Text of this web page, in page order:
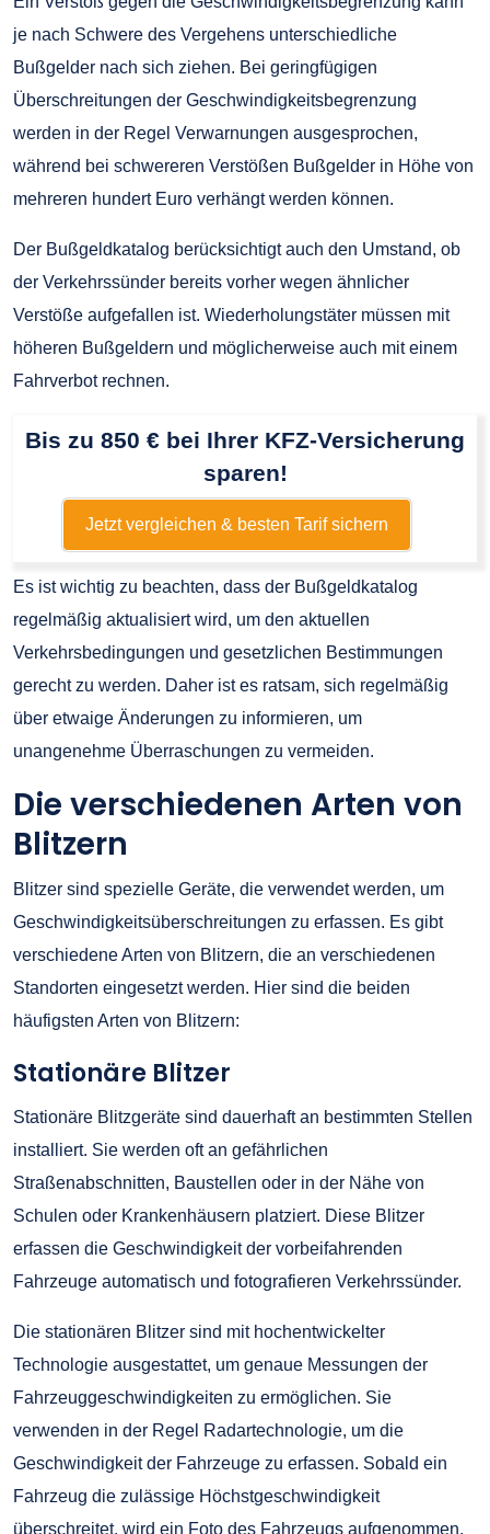
je nach Schwere des Vergehens unterschiedliche
Bußgelder nach sich ziehen. Bei geringfügigen
Überschreitungen der Geschwindigkeitsbegrenzung
werden in der Regel Verwarnungen ausgesprochen,
während bei schwereren Verstößen Bußgelder in Höhe von
mehreren hundert Euro verhängt werden können.
Der Bußgeldkatalog berücksichtigt auch den Umstand, ob
der Verkehrssünder bereits vorher wegen ähnlicher
Verstöße aufgefallen ist. Wiederholungstäter müssen mit
höheren Bußgeldern und möglicherweise auch mit einem
Fahrverbot rechnen.
Bis zu 850 € bei Ihrer KFZ-Versicherung
sparen!
Jetzt vergleichen & besten Tarif sichern
Es ist wichtig zu beachten, dass der Bußgeldkatalog
regelmäßig aktualisiert wird, um den aktuellen
Verkehrsbedingungen und gesetzlichen Bestimmungen
gerecht zu werden. Daher ist es ratsam, sich regelmäßig
über etwaige Änderungen zu informieren, um
unangenehme Überraschungen zu vermeiden.
Die verschiedenen Arten von
Blitzern
Blitzer sind spezielle Geräte, die verwendet werden, um
Geschwindigkeitsüberschreitungen zu erfassen. Es gibt
verschiedene Arten von Blitzern, die an verschiedenen
Standorten eingesetzt werden. Hier sind die beiden
häufigsten Arten von Blitzern:
Stationäre Blitzer
Stationäre Blitzgeräte sind dauerhaft an bestimmten Stellen
installiert. Sie werden oft an gefährlichen
Straßenabschnitten, Baustellen oder in der Nähe von
Schulen oder Krankenhäusern platziert. Diese Blitzer
erfassen die Geschwindigkeit der vorbeifahrenden
Fahrzeuge automatisch und fotografieren Verkehrssünder.
Die stationären Blitzer sind mit hochentwickelter
Technologie ausgestattet, um genaue Messungen der
Fahrzeuggeschwindigkeiten zu ermöglichen. Sie
verwenden in der Regel Radartechnologie, um die
Geschwindigkeit der Fahrzeuge zu erfassen. Sobald ein
Fahrzeug die zulässige Höchstgeschwindigkeit
überschreitet, wird ein Foto des Fahrzeugs aufgenommen,